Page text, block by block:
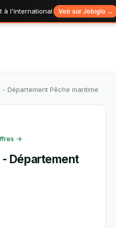
à l'international Voir sur Jobiglo →
Département Pêche maritime
→
Département